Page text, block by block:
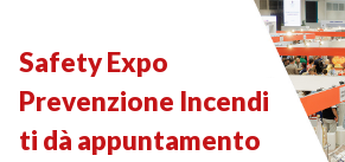
Safety Expo
Prevenzione Incendi
ti dà appuntamento